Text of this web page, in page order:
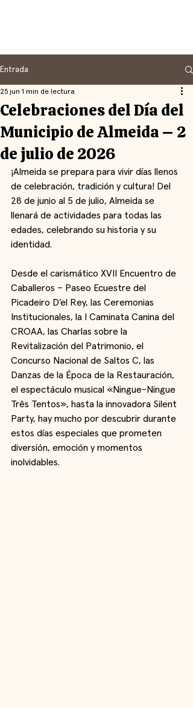
Entrada
Celebraciones del Día del
Municipio de Almeida – 2
de julio de 2026
25 jun 1 min de lectura
¡Almeida se prepara para vivir días llenos
de celebración, tradición y cultura! Del
28 de junio al 5 de julio, Almeida se
llenará de actividades para todas las
edades, celebrando su historia y su
identidad.
Desde el carismático XVII Encuentro de
Caballeros – Paseo Ecuestre del
Picadeiro D’el Rey, las Ceremonias
Institucionales, la I Caminata Canina del
CROAA, las Charlas sobre la
Revitalización del Patrimonio, el
Concurso Nacional de Saltos C, las
Danzas de la Época de la Restauración,
el espectáculo musical «Ningue-Ningue
Três Tentos», hasta la innovadora Silent
Party, hay mucho por descubrir durante
estos días especiales que prometen
diversión, emoción y momentos
inolvidables.